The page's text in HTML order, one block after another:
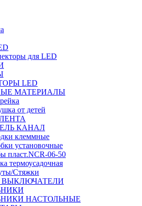
для LED
LED
МАТЕРИАЛЫ
от детей
КАНАЛ
клеммные
установочные
пласт.NCR-06-50
термоусадочная
Стяжки
ВЫКЛЮЧАТЕЛИ
НАСТОЛЬНЫЕ